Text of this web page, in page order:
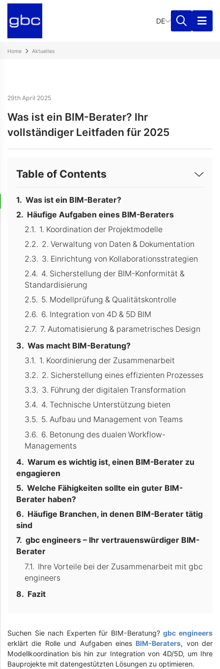
DE
Home Aktuelles
29th April 2025
Was ist ein BIM-Berater? Ihr
vollständiger Leitfaden für 2025
Table of Contents
Was ist ein BIM-Berater?
Häufige Aufgaben eines BIM-Beraters
1. Koordination der Projektmodelle
2. Verwaltung von Daten & Dokumentation
3. Einrichtung von Kollaborationsstrategien
4. Sicherstellung der BIM-Konformität &
Standardisierung
5. Modellprüfung & Qualitätskontrolle
6. Integration von 4D & 5D BIM
7. Automatisierung & parametrisches Design
Was macht BIM-Beratung?
1. Koordinierung der Zusammenarbeit
2. Sicherstellung eines effizienten Prozesses
3. Führung der digitalen Transformation
4. Technische Unterstützung bieten
5. Aufbau und Management von Teams
6. Betonung des dualen Workflow-
Managements
Warum es wichtig ist, einen BIM-Berater zu
engagieren
Welche Fähigkeiten sollte ein guter BIM-
Berater haben?
Häufige Branchen, in denen BIM-Berater tätig
sind
gbc engineers – Ihr vertrauenswürdiger BIM-
Berater
Ihre Vorteile bei der Zusammenarbeit mit gbc
engineers
Fazit
Suchen Sie nach Experten für BIM-Beratung?gbc engineers
erklärt die Rolle und Aufgaben eines BIM-Beraters, von der
Modellkoordination bis hin zur Integration von 4D/5D, um Ihre
Bauprojekte mit datengestützten Lösungen zu optimieren.